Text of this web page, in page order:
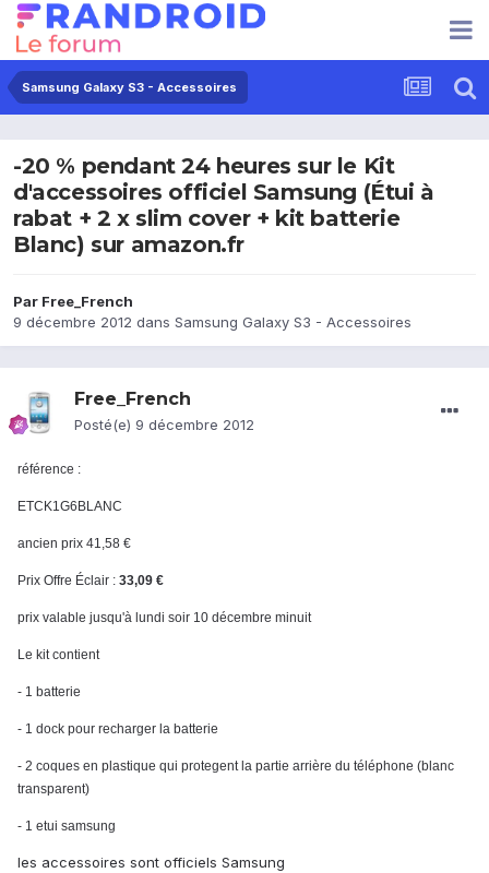
Samsung Galaxy S3 - Accessoires
-20 % pendant 24 heures sur le Kit
d'accessoires officiel Samsung (Étui à
rabat + 2 x slim cover + kit batterie
Blanc) sur amazon.fr
Par Free_French
9 décembre 2012 dans Samsung Galaxy S3 - Accessoires
Free_French
Posté(e) 9 décembre 2012
référence :
ETCK1G6BLANC
ancien prix 41,58 €
Prix Offre Éclair : 33,09 €
prix valable jusqu'à lundi soir 10 décembre minuit
Le kit contient
- 1 batterie
- 1 dock pour recharger la batterie
- 2 coques en plastique qui protegent la partie arrière du téléphone (blanc
transparent)
- 1 etui samsung
les accessoires sont officiels Samsung